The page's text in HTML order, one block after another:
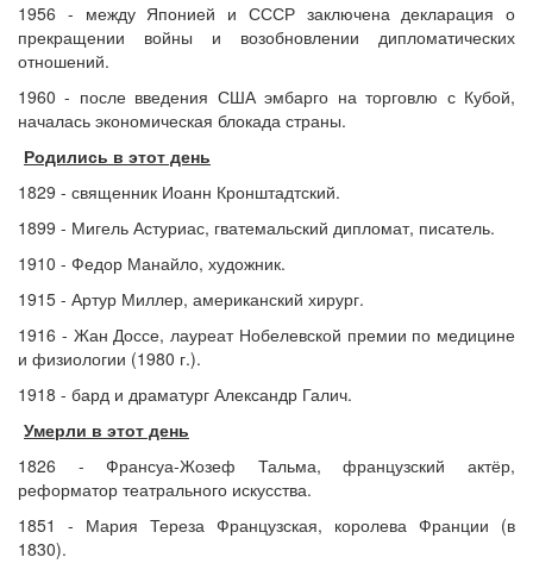
1956 - между Японией и СССР заключена декларация о
прекращении войны и возобновлении дипломатических
отношений.
1960 - после введения США эмбарго на торговлю с Кубой,
началась экономическая блокада страны.
Родились в этот день
1829 - священник Иоанн Кронштадтский.
1899 - Мигель Астуриас, гватемальский дипломат, писатель.
1910 - Федор Манайло, художник.
1915 - Артур Миллер, американский хирург.
1916 - Жан Доссе, лауреат Нобелевской премии по медицине
и физиологии (1980 г.).
1918 - бард и драматург Александр Галич.
Умерли в этот день
1826 - Франсуа-Жозеф Тальма, французский актёр,
реформатор театрального искусства.
1851 - Мария Тереза Французская, королева Франции (в
1830).